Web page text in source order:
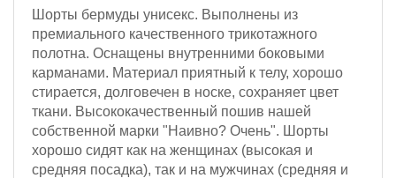
Шорты бермуды унисекс. Выполнены из
премиального качественного трикотажного
полотна. Оснащены внутренними боковыми
карманами. Материал приятный к телу, хорошо
стирается, долговечен в носке, сохраняет цвет
ткани. Высококачественный пошив нашей
собственной марки "Наивно? Очень". Шорты
хорошо сидят как на женщинах (высокая и
средняя посадка), так и на мужчинах (средняя и